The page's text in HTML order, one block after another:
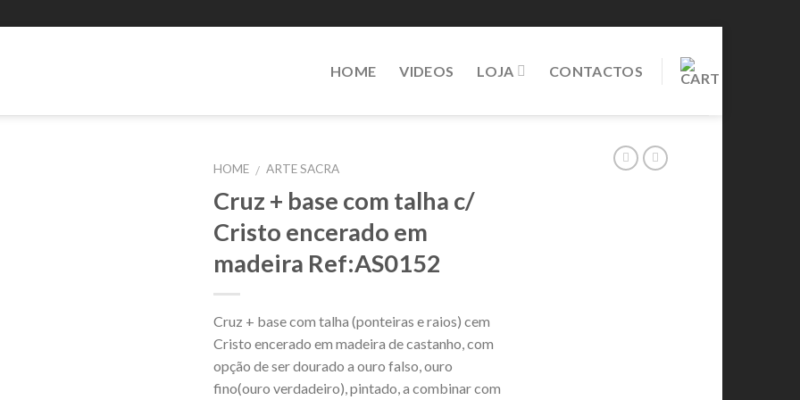
HOME VIDEOS LOJA CONTACTOS
HOME / ARTE SACRA
Cruz + base com talha c/
Cristo encerado em
madeira Ref:AS0152
Cruz + base com talha (ponteiras e raios) cem
Cristo encerado em madeira de castanho, com
opção de ser dourado a ouro falso, ouro
fino(ouro verdadeiro), pintado, a combinar com